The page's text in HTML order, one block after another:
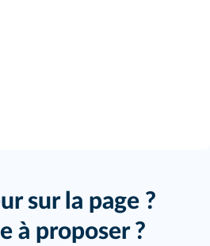
sur la page ?
à proposer ?